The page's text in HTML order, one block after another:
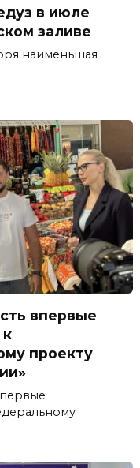
в июле
заливе
наименьшая
впервые
проекту